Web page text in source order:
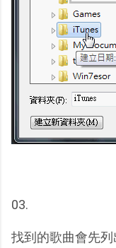
03.
找到的歌曲會先